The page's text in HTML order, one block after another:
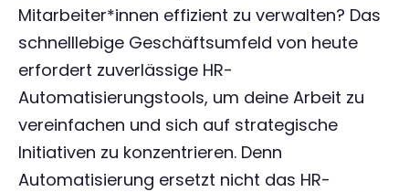
Mitarbeiter*innen effizient zu verwalten? Das
schnelllebige Geschäftsumfeld von heute
erfordert zuverlässige HR-
Automatisierungstools, um deine Arbeit zu
vereinfachen und sich auf strategische
Initiativen zu konzentrieren. Denn
Automatisierung ersetzt nicht das HR-